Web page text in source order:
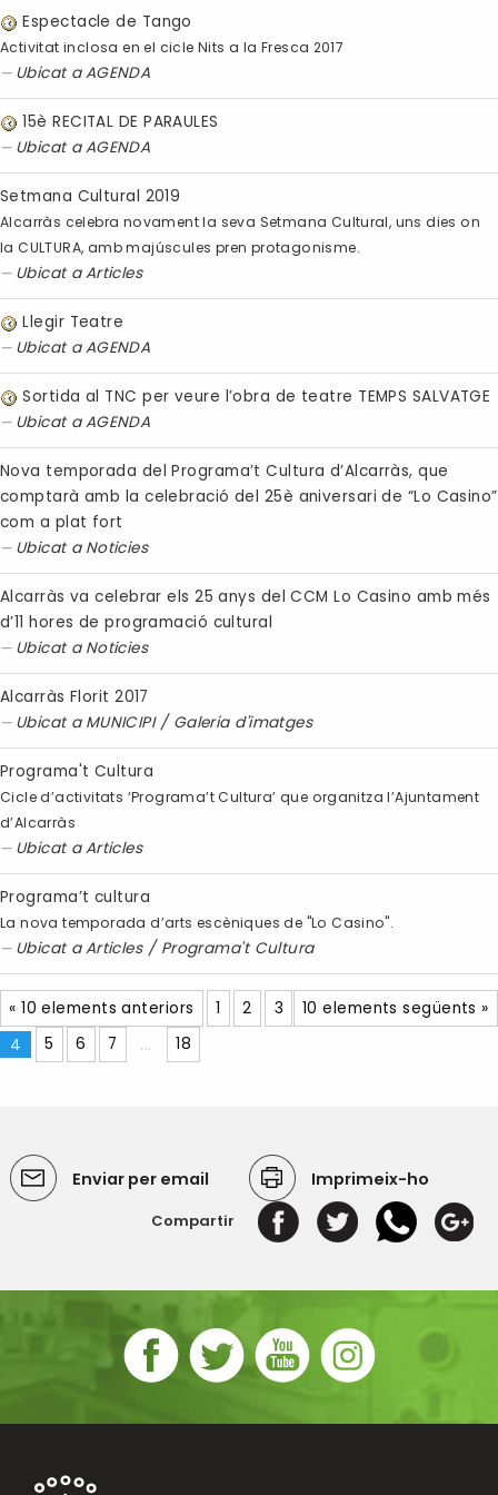
Espectacle de Tango
Activitat inclosa en el cicle Nits a la Fresca 2017
Ubicat aAGENDA
15è RECITAL DE PARAULES
Ubicat aAGENDA
Setmana Cultural 2019
Alcarràs celebra novament la seva Setmana Cultural, uns dies on
la CULTURA, amb majúscules pren protagonisme.
Ubicat aArticles
Llegir Teatre
Ubicat aAGENDA
Sortida al TNC per veure l’obra de teatre TEMPS SALVATGE
Ubicat aAGENDA
Nova temporada del Programa’t Cultura d’Alcarràs, que
comptarà amb la celebració del 25è aniversari de “Lo Casino”
com a plat fort
Ubicat a Noticies
Alcarràs va celebrar els 25 anys del CCM Lo Casino amb més
d’11 hores de programació cultural
Ubicat a Noticies
Alcarràs Florit 2017
Ubicat a MUNICIPI / Galeria d'imatges
Programa't Cultura
Cicle d’activitats ‘Programa’t Cultura’ que organitza l’Ajuntament
d’Alcarràs
Ubicat aArticles
Programa’t cultura
La nova temporada d’arts escèniques de "Lo Casino".
Ubicat aArticles / Programa't Cultura
« 10 elements anteriors 10 elements següents »
1 2
3
4
5 6 7 ... 18
Enviar per email Imprimeix-ho
Compartir